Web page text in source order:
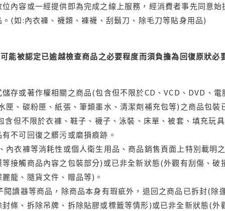
內容或一經提供即為完成之線上服務，經消費者事先同意
(如:內衣褲、襪類、褲襪、刮鬍刀、除毛刀等貼身用品)
能被認定已逾越檢查商品之必要程度而須負擔為回復原狀
存或著作權相關之商品(包含但不限於CD、VCD、DVD、
匣、碳粉匣、紙張、筆類墨水、清潔劑補充包等)之商品包
但不限於衣褲、鞋子、襪子、泳裝、床單、被套、填充玩
不可回復之髒污或磨損痕跡。
內衣褲等消耗性或個人衛生用品、商品銷售頁面上特別載明
接觸商品內容之包裝部分)或已非全新狀態(外觀有刮傷、
龍、隨貨文件、贈品等)。
閱讀器等商品，除商品本身有瑕疵外，退回之商品已拆封(
條、拆除吊牌、拆除貼膠或標籤等情形)或已非全新狀態(